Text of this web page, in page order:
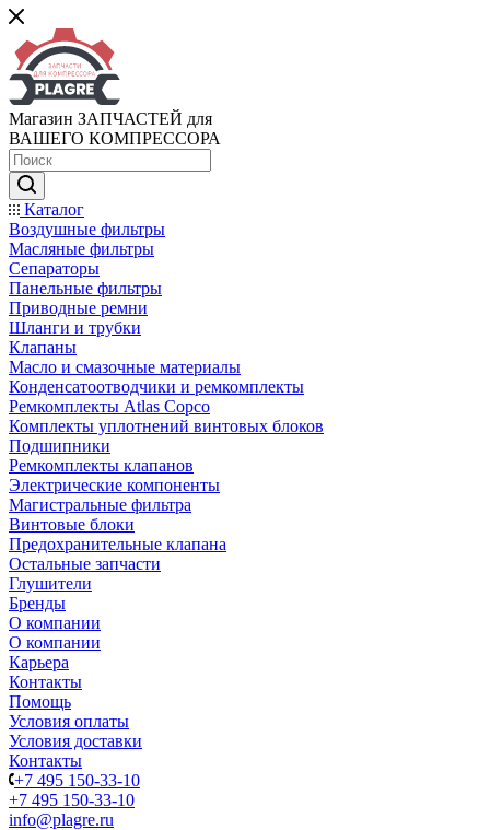
Магазин ЗАПЧАСТЕЙ для
ВАШЕГО КОМПРЕССОРА
Каталог
Воздушные фильтры
Масляные фильтры
Сепараторы
Панельные фильтры
Приводные ремни
Шланги и трубки
Клапаны
Масло и смазочные материалы
Конденсатоотводчики и ремкомплекты
Ремкомплекты Atlas Copco
Комплекты уплотнений винтовых блоков
Подшипники
Ремкомплекты клапанов
Электрические компоненты
Магистральные фильтра
Винтовые блоки
Предохранительные клапана
Остальные запчасти
Глушители
Бренды
О компании
О компании
Карьера
Контакты
Помощь
Условия оплаты
Условия доставки
Контакты
+7 495 150-33-10
+7 495 150-33-10
info@plagre.ru